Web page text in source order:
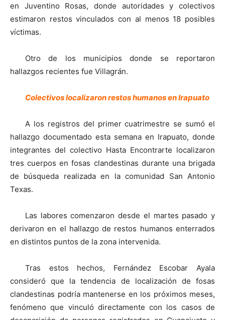
en Juventino Rosas, donde autoridades y colectivos
estimaron restos vinculados con al menos 18 posibles
víctimas.
Otro de los municipios donde se reportaron
hallazgos recientes fue Villagrán.
Colectivos localizaron restos humanos en Irapuato
A los registros del primer cuatrimestre se sumó el
hallazgo documentado esta semana en Irapuato, donde
integrantes del colectivo Hasta Encontrarte localizaron
tres cuerpos en fosas clandestinas durante una brigada
de búsqueda realizada en la comunidad San Antonio
Texas.
Las labores comenzaron desde el martes pasado y
derivaron en el hallazgo de restos humanos enterrados
en distintos puntos de la zona intervenida.
Tras estos hechos, Fernández Escobar Ayala
consideró que la tendencia de localización de fosas
clandestinas podría mantenerse en los próximos meses,
fenómeno que vinculó directamente con los casos de